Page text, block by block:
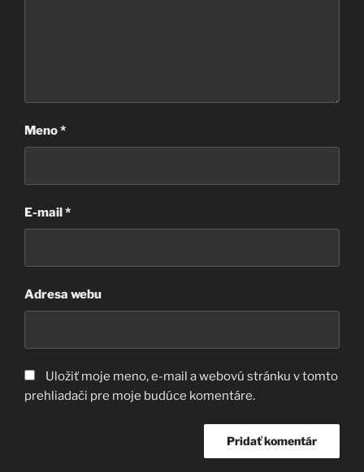
Meno*
E-mail *
Adresa webu
Uložiť moje meno, e-mail a webovú stránku v tomto
prehliadači pre moje budúce komentáre.